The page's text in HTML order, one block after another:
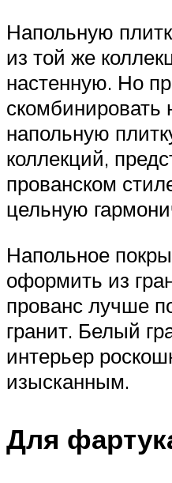
Напольную
из той же
настенную. Но
скомбинировать
напольную
коллекций,
прованском
цельную
Напольное
оформить из
прованс лучше
гранит. Белый
интерьер
изысканным.
Для